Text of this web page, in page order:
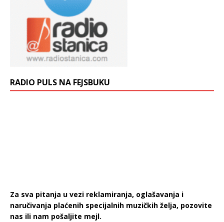
RADIO PULS NA FEJSBUKU
Za sva pitanja u vezi reklamiranja, oglašavanja i
naručivanja plaćenih specijalnih muzičkih želja, pozovite
nas ili nam pošaljite mejl.